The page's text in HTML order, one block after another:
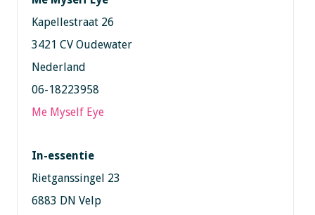
Kapellestraat 26
3421 CV Oudewater
Nederland
06-18223958
Me Myself Eye
In-essentie
Rietganssingel 23
6883 DN Velp